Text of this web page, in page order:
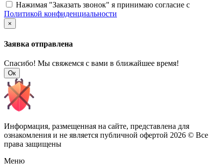
Нажимая "Заказать звонок" я принимаю согласие с
Политикой конфиденциальности
×
Заявка отправлена
Спасибо! Мы свяжемся с вами в ближайшее время!
Ок
Информация, размещенная на сайте, представлена для
ознакомления и не является публичной офертой 2026 © Все
права защищены
Меню